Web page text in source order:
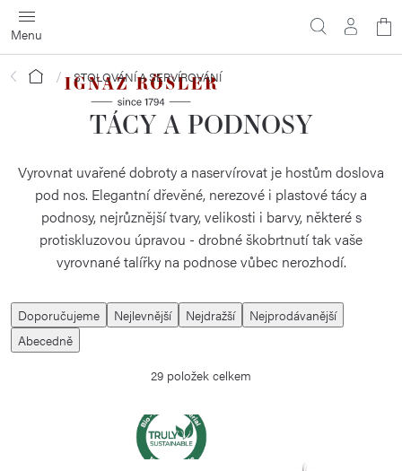
Přejít
na
obsah
Domů STOLOVÁNÍ A SERVÍROVÁNÍ
TÁCY A PODNOSY
Vyrovnat uvařené dobroty a naservírovat je hostům doslova
pod nos. Elegantní dřevěné, nerezové i plastové tácy a
podnosy, nejrůznější tvary, velikosti i barvy, některé s
protiskluzovou úpravou - drobné škobrtnutí tak vaše
vyrovnané talířky na podnose vůbec nerozhodí.
Ř
a
z
Doporučujeme Nejlevnější Nejdražší
Nejprodávanější
Abecedně
29 položek celkem